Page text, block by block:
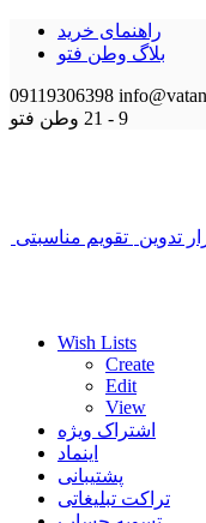
راهنمای خرید
بلاگ وطن فتو
09119306398
9 - 21
وطن فتو
تدوین تقویم مناسبتی
Wish Lists
Create
Edit
View
اشتراک ویژه
اینماد
پشتیبانی
تراکت تبلیغاتی